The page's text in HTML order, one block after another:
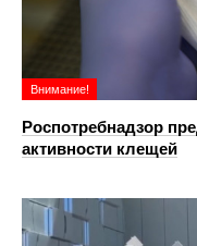
Внимание!
Роспотребнадзор
активности клещей